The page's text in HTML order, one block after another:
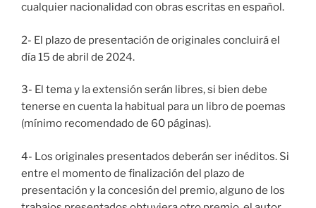
cualquier nacionalidad con obras escritas en español.
2- El plazo de presentación de originales concluirá el
día 15 de abril de 2024.
3- El tema y la extensión serán libres, si bien debe
tenerse en cuenta la habitual para un libro de poemas
(mínimo recomendado de 60 páginas).
4- Los originales presentados deberán ser inéditos. Si
entre el momento de finalización del plazo de
presentación y la concesión del premio, alguno de los